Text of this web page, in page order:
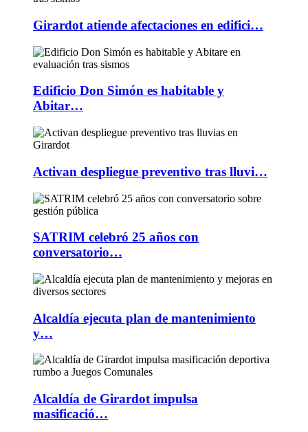
Girardot atiende afectaciones en edifici…
Edificio Don Simón es habitable y
Abitar…
Activan despliegue preventivo tras lluvi…
SATRIM celebró 25 años con
conversatorio…
Alcaldía ejecuta plan de mantenimiento
y…
Alcaldía de Girardot impulsa
masificació…